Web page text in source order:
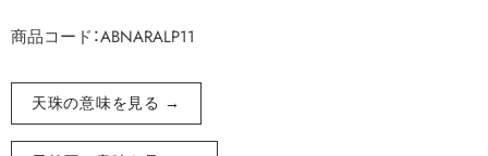
商品コード：ABNARALP11
天珠の意味を見る →